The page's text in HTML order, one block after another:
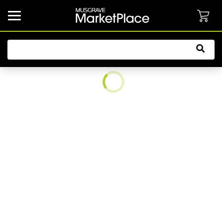
common.button.navbarCollapsed.text